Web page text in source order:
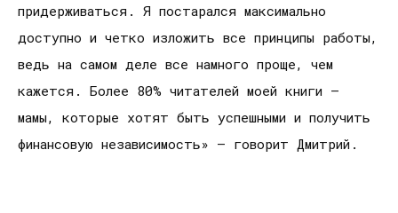
придерживаться. Я постарался максимально
доступно и четко изложить все принципы работы,
ведь на самом деле все намного проще, чем
кажется. Более 80% читателей моей книги –
мамы, которые хотят быть успешными и получить
финансовую независимость» – говорит Дмитрий.